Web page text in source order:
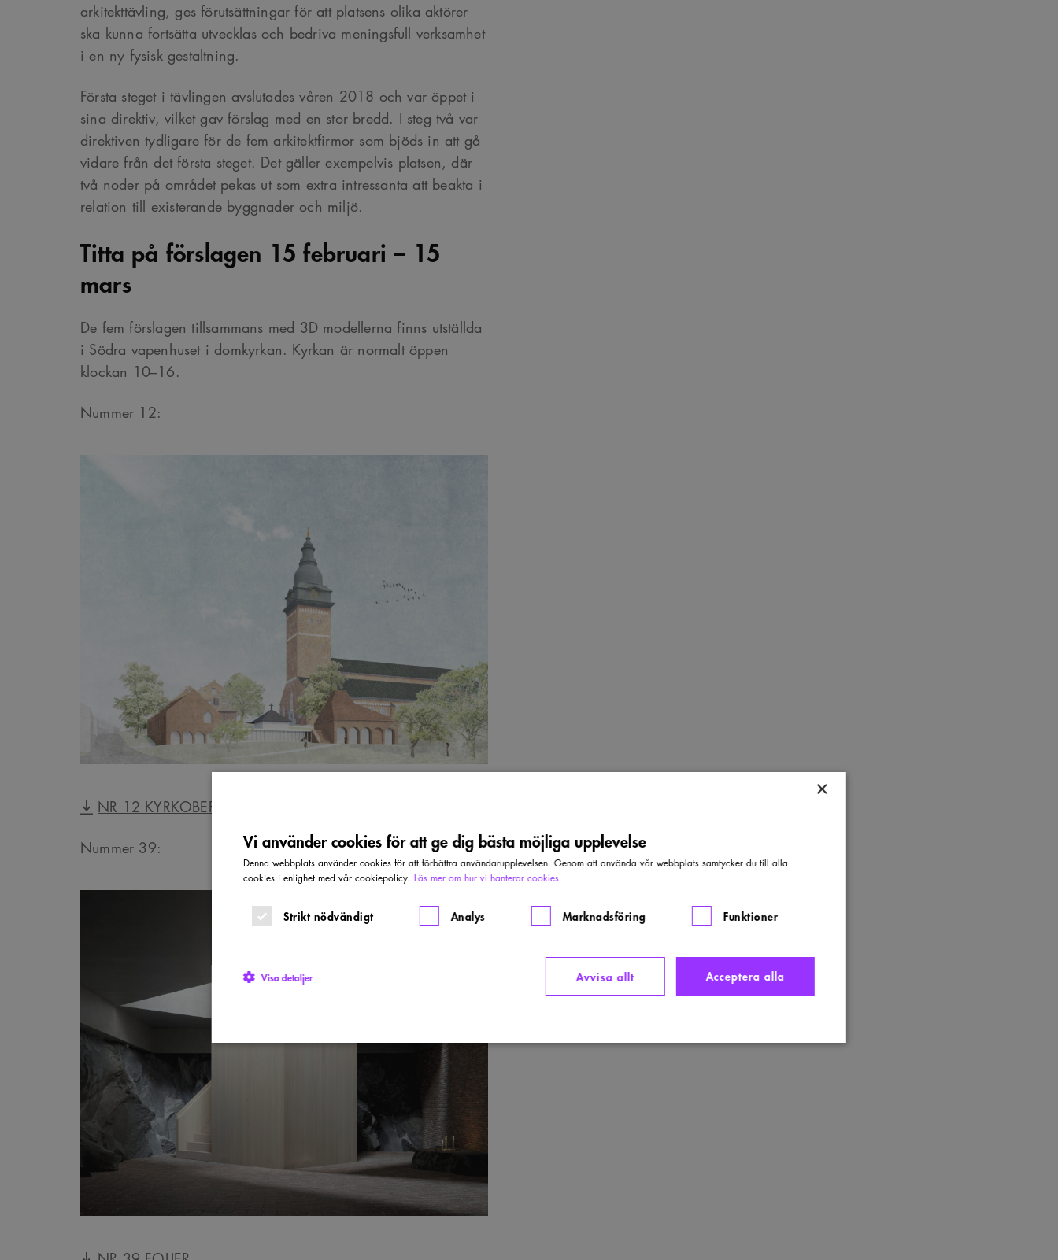
arkitekttävling, ges förutsättningar för att platsens olika aktörer
ska kunna fortsätta utvecklas och bedriva meningsfull verksamhet
i en ny fysisk gestaltning.
Första steget i tävlingen avslutades våren 2018 och var öppet i
sina direktiv, vilket gav förslag med en stor bredd. I steg två var
direktiven tydligare för de fem arkitektfirmor som bjöds in att gå
vidare från det första steget. Det gäller exempelvis platsen, där
två noder på området pekas ut som extra intressanta att beakta i
relation till existerande byggnader och miljö.
Titta på förslagen 15 februari – 15
mars
De fem förslagen tillsammans med 3D modellerna finns utställda
i Södra vapenhuset i domkyrkan. Kyrkan är normalt öppen
klockan 10–16.
Nummer 12:
NR 12 KYRKOBERGET
Nummer 39:
×
Vi använder cookies för att ge dig bästa möjliga upplevelse
Denna webbplats använder cookies för att förbättra användarupplevelsen. Genom att använda vår webbplats samtycker du till alla
cookies i enlighet med vår cookiepolicy. Läs mer om hur vi hanterar cookies
Strikt nödvändigt Analys Marknadsföring Funktioner
Acceptera alla
Avvisa allt
Visa detaljer
Strikt nödvändigt
Strikt nödvändiga kakor tillåter kärnwebbplatsfunktioner som användarinloggning och kontohantering. Webbplatsen kan inte användas ordentligt
utan strikt nödvändiga cookies.
Provider Domän Utgång
www.arkitekt.se Session Används för att ha koll på inloggning
CookieScriptConsent CookieScript
preferenserna för besökarens cookie. Det är nödvändigt att Cookie-Script.com
SnippetSessionId snippets.arkitekt.se Session